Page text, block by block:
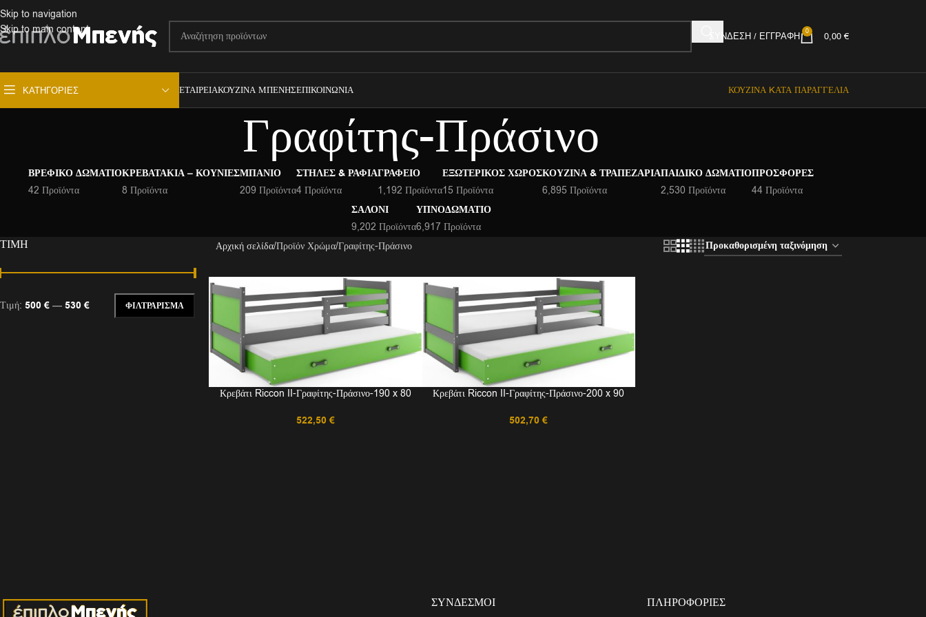
Skip to navigation
Skip to main content
ΣΎΝΔΕΣΗ / ΕΓΓΡΑΦΉ 0 0,00 €
ΚΑΤΗΓΟΡΊΕΣ ΕΤΑΙΡΕΊΑΚΟΥΖΊΝΑ ΜΠΕΝΉΣΕΠΙΚΟΙΝΩΝΊΑ ΚΟΥΖΊΝΑ KΑΤΆ ΠΑΡΑΓΓΕΛΊΑ
Γραφίτης-Πράσινο
ΒΡΕΦΙΚΌ ΔΩΜΆΤΙΟ
42 Προϊόντα
ΚΡΕΒΑΤΆΚΙΑ – ΚΟΎΝΙΕΣ
8 Προϊόντα
ΜΠΆΝΙΟ
209 Προϊόντα
ΣΤΉΛΕΣ & ΡΆΦΙΑ
4 Προϊόντα
ΓΡΑΦΕΊΟ
1,192 Προϊόντα
ΕΞΩΤΕΡΙΚΌΣ ΧΏΡΟΣ
15 Προϊόντα
ΚΟΥΖΊΝΑ & ΤΡΑΠΕΖΑΡΊΑ
6,895 Προϊόντα
ΠΑΙΔΙΚΌ ΔΩΜΆΤΙΟ
2,530 Προϊόντα
ΠΡΟΣΦΟΡΈΣ
44 Προϊόντα
ΣΑΛΌΝΙ
9,202 Προϊόντα
ΥΠΝΟΔΩΜΆΤΙΟ
6,917 Προϊόντα
ΤΙΜΉ
ΦΙΛΤΡΆΡΙΣΜΑ
Τιμή: 500 € — 530 €
Αρχική σελίδα Προϊόν Χρώμα Γραφίτης-Πράσινο
Κρεβάτι Riccon II-Γραφίτης-Πράσινο-190 x 80
522,50 €
Κρεβάτι Riccon II-Γραφίτης-Πράσινο-200 x 90
502,70€
ΣΎΝΔΕΣΜΟΙ ΠΛΗΡΟΦΟΡΊΕΣ